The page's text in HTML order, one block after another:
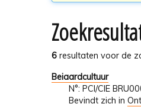
6 resultaten voor de
Beiaardcultuur
N°: PCI/CIE
Bevindt zich in